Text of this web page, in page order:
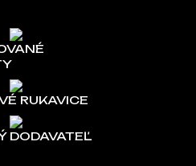
RUKAVICE
DODAVATEĽ